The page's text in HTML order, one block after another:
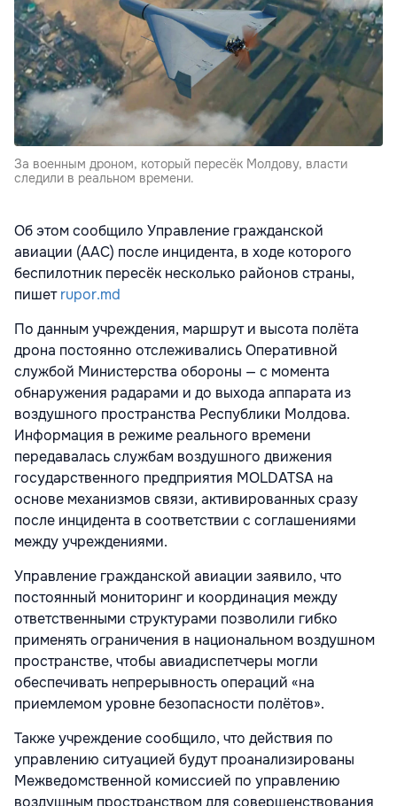
За военным дроном, который пересёк Молдову, власти
следили в реальном времени.
Об этом сообщило Управление гражданской
авиации (AAC) после инцидента, в ходе которого
беспилотник пересёк несколько районов страны,
пишетrupor.md
По данным учреждения, маршрут и высота полёта
дрона постоянно отслеживались Оперативной
службой Министерства обороны — с момента
обнаружения радарами и до выхода аппарата из
воздушного пространства Республики Молдова.
Информация в режиме реального времени
передавалась службам воздушного движения
государственного предприятия MOLDATSA на
основе механизмов связи, активированных сразу
после инцидента в соответствии с соглашениями
между учреждениями.
Управление гражданской авиации заявило, что
постоянный мониторинг и координация между
ответственными структурами позволили гибко
применять ограничения в национальном воздушном
пространстве, чтобы авиадиспетчеры могли
обеспечивать непрерывность операций «на
приемлемом уровне безопасности полётов».
Также учреждение сообщило, что действия по
управлению ситуацией будут проанализированы
Межведомственной комиссией по управлению
воздушным пространством для совершенствования